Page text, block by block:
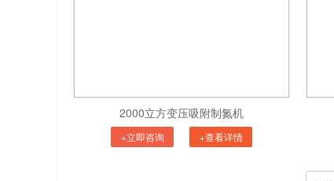
2000立方变压吸附制氮机
+立即咨询 +查看详情